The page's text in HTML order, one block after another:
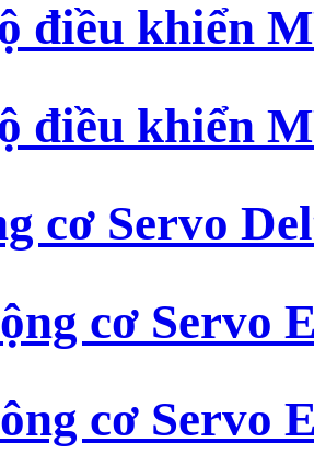
điều khiển
điều khiển
cơ Servo
cơ Servo
cơ Servo